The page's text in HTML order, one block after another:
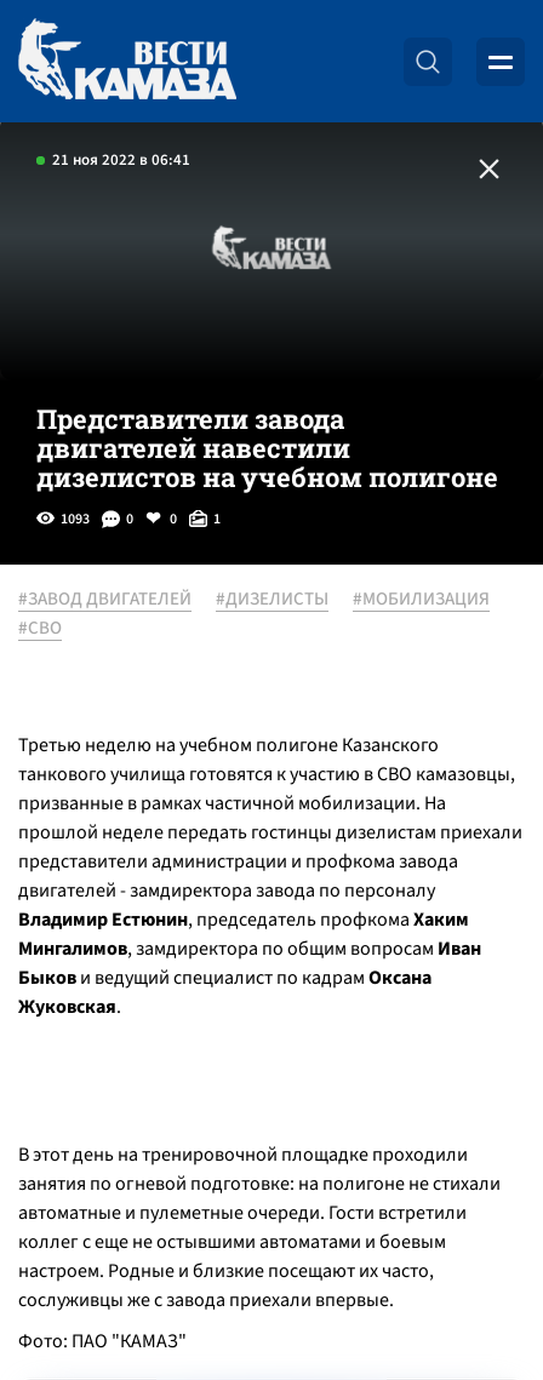
21 ноя 2022 в 06:41
Представители завода
двигателей навестили
дизелистов на учебном полигоне
1093 0 0 1
#ЗАВОД ДВИГАТЕЛЕЙ #ДИЗЕЛИСТЫ
#МОБИЛИЗАЦИЯ
#СВО
Третью неделю на учебном полигоне Казанского
танкового училища готовятся к участию в СВО камазовцы,
призванные в рамках частичной мобилизации. На
прошлой неделе передать гостинцы дизелистам приехали
представители администрации и профкома завода
двигателей - замдиректора завода по персоналу
Владимир Естюнин, председатель профкомаХаким
Мингалимов, замдиректора по общим вопросам Иван
Быкови ведущий специалист по кадрамОксана
Жуковская.
В этот день на тренировочной площадке проходили
занятия по огневой подготовке: на полигоне не стихали
автоматные и пулеметные очереди. Гости встретили
коллег с еще не остывшими автоматами и боевым
настроем. Родные и близкие посещают их часто,
сослуживцы же с завода приехали впервые.
Фото: ПАО "КАМАЗ"